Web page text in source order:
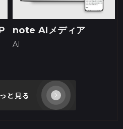
note AIメディア
AI
と見る